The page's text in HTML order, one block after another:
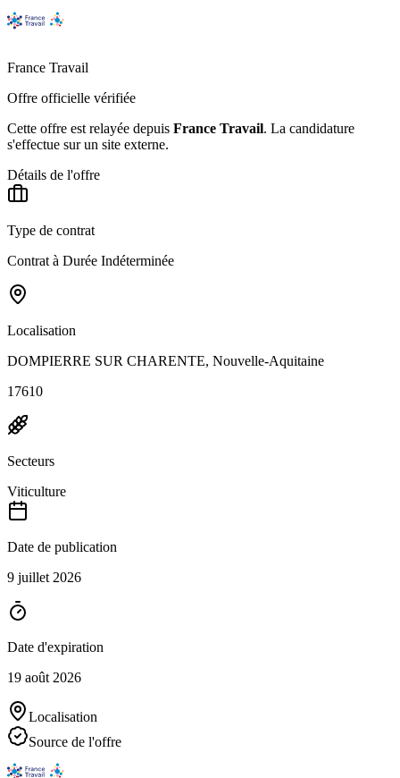
France Travail
Offre officielle vérifiée
Cette offre est relayée depuis France Travail. La candidature
s'effectue sur un site externe.
Détails de l'offre
Type de contrat
Contrat à Durée Indéterminée
Localisation
DOMPIERRE SUR CHARENTE, Nouvelle-Aquitaine
17610
Secteurs
Viticulture
Date de publication
9 juillet 2026
Date d'expiration
19 août 2026
Localisation
Source de l'offre